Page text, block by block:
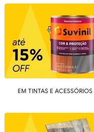
EM TINTAS E ACESSÓRIOS